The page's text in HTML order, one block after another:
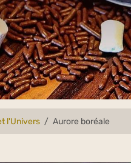
l'Univers Aurore boréale